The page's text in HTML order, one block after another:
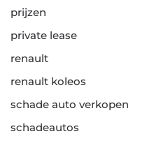
prijzen
private lease
renault
renault koleos
schade auto verkopen
schadeautos